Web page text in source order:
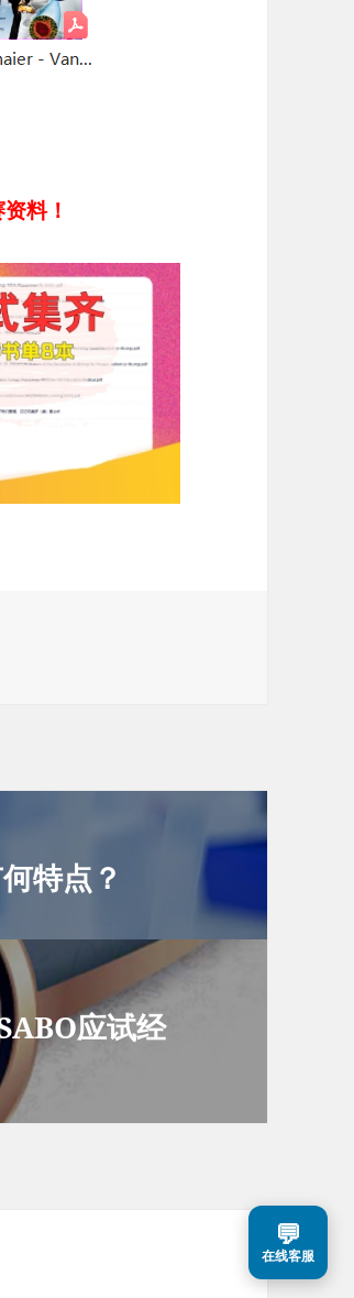
料！
特点？
应试经
💬
在线客服